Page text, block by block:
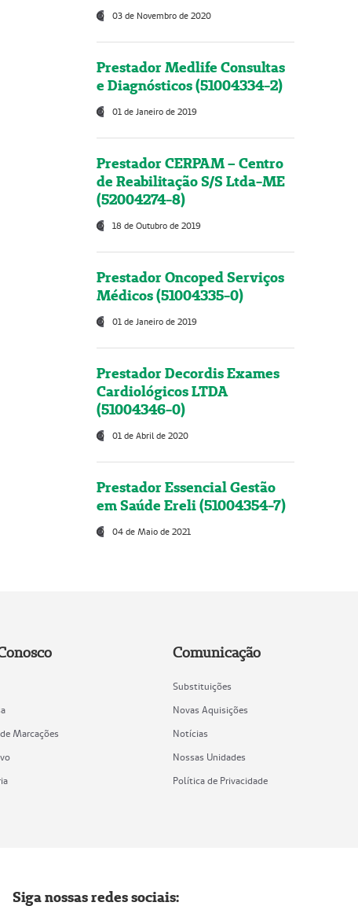
03 de Novembro de 2020
Prestador Medlife Consultas
e Diagnósticos (51004334-2)
01 de Janeiro de 2019
Prestador CERPAM – Centro
de Reabilitação S/S Ltda-ME
(52004274-8)
18 de Outubro de 2019
Prestador Oncoped Serviços
Médicos (51004335-0)
01 de Janeiro de 2019
Prestador Decordis Exames
Cardiológicos LTDA
(51004346-0)
01 de Abril de 2020
Prestador Essencial Gestão
em Saúde Ereli (51004354-7)
04 de Maio de 2021
Marcações
Comunicação
Substituições
Novas Aquisições
Notícias
Nossas Unidades
Política de Privacidade
Siga nossas redes sociais: